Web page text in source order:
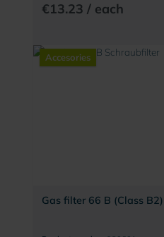
€13.23 / each
Accesories
Gas filter 66 B (Class B2)